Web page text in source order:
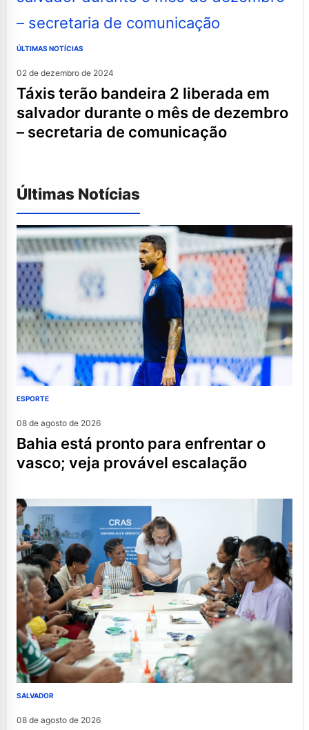
ÚLTIMAS NOTÍCIAS
02 de dezembro de 2024
táxis terão bandeira 2 liberada em
salvador durante o mês de dezembro
– secretaria de comunicação
Últimas Notícias
ESPORTE
08 de agosto de 2026
bahia está pronto para enfrentar o
vasco; veja provável escalação
SALVADOR
08 de agosto de 2026